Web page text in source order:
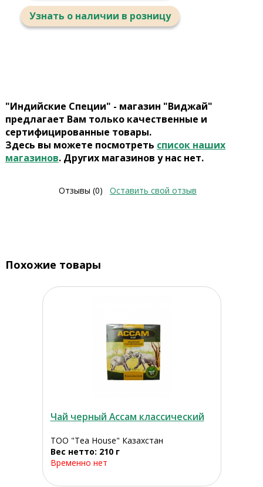
Узнать о наличии в розницу
"Индийские Специи" - магазин "Виджай"
предлагает Вам только качественные и
сертифицированные товары.
Здесь вы можете посмотреть список наших
магазинов. Других магазинов у нас нет.
Отзывы (0) Оставить свой отзыв
Похожие товары
Чай черный Ассам классический
ТОО "Tea House" Казахстан
Вес нетто: 210 г
Временно нет